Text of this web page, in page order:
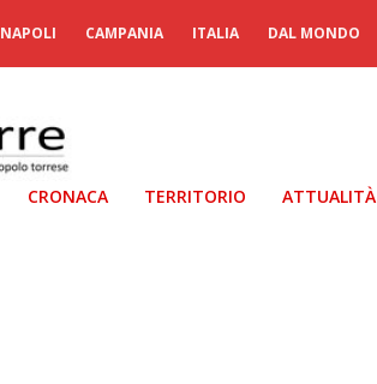
NAPOLI CAMPANIA ITALIA DAL MONDO
CRONACA TERRITORIO ATTUALITÀ